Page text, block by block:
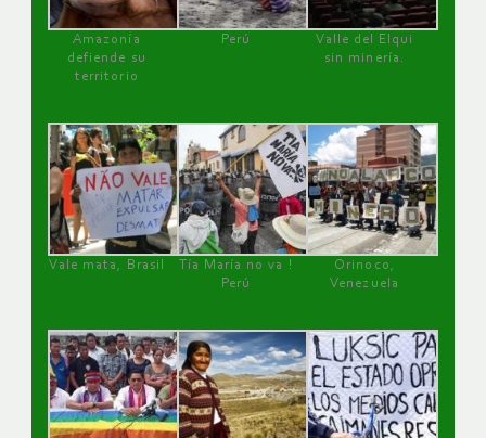
Amazonía
defiende su
territorio
Perú
Valle del Elqui
sin minería.
Vale mata, Brasil
Tía María no va !
Perú
Orinoco,
Venezuela